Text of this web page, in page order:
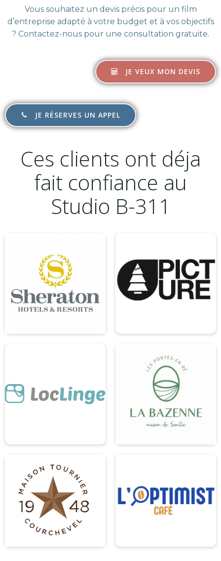
Vous souhaitez un devis précis pour un film
d’entreprise adapté à votre budget et à vos objectifs
? Contactez-nous pour une consultation gratuite.
JE VEUX MON DEVIS
JE RÉSERVES UN APPEL
Ces clients ont déja
fait confiance au
Studio B-311